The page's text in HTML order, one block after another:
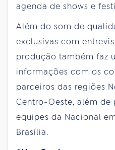
agenda de shows e
Além do som de
exclusivas com
produção também faz
informações com os
parceiros das regiões
Centro-Oeste, além de
equipes da Nacional
Brasília.